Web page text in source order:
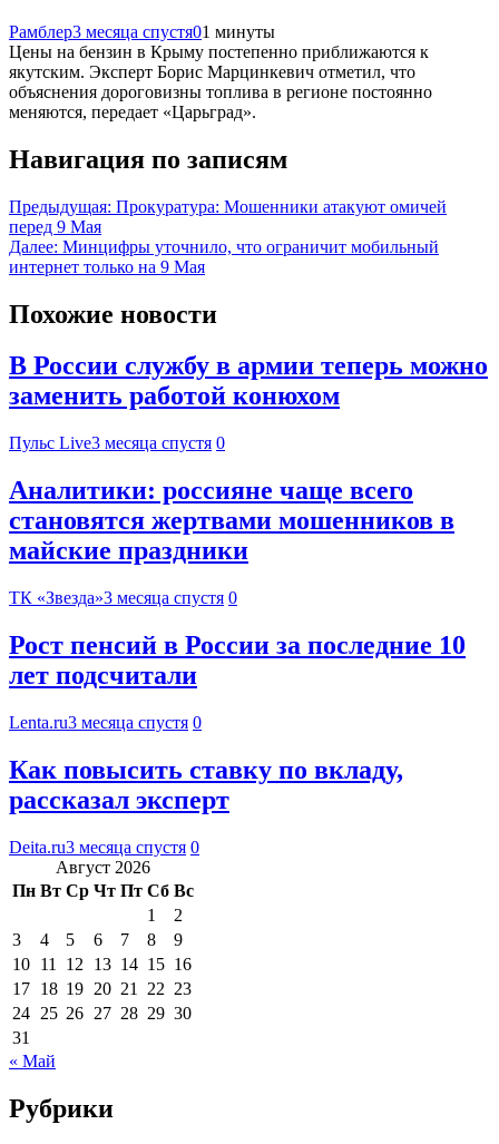
Рамблер3 месяца спустя01 минуты
Цены на бензин в Крыму постепенно приближаются к
якутским. Эксперт Борис Марцинкевич отметил, что
объяснения дороговизны топлива в регионе постоянно
меняются, передает «Царьград».
Навигация по записям
Предыдущая: Прокуратура: Мошенники атакуют омичей
перед 9 Мая
Далее: Минцифры уточнило, что ограничит мобильный
интернет только на 9 Мая
Похожие новости
В России службу в армии теперь можно
заменить работой конюхом
Пульс Live3 месяца спустя 0
Аналитики: россияне чаще всего
становятся жертвами мошенников в
майские праздники
ТК «Звезда»3 месяца спустя 0
Рост пенсий в России за последние 10
лет подсчитали
Lenta.ru3 месяца спустя 0
Как повысить ставку по вкладу,
рассказал эксперт
Deita.ru3 месяца спустя 0
Август 2026
Пн Вт Ср Чт Пт Сб Вс
1
2
3
4 5 6 7 8
9
10 11 12 13 14 15 16
17 18 19 20 21 22 23
24 25 26 27 28 29 30
31
« Май
Рубрики